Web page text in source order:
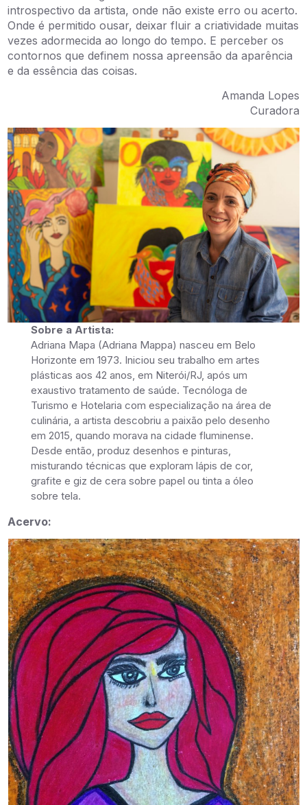
introspectivo da artista, onde não existe erro ou acerto.
Onde é permitido ousar, deixar fluir a criatividade muitas
vezes adormecida ao longo do tempo. E perceber os
contornos que definem nossa apreensão da aparência
e da essência das coisas.
Amanda Lopes
Curadora
Sobre a Artista:
Adriana Mapa (Adriana Mappa) nasceu em Belo
Horizonte em 1973. Iniciou seu trabalho em artes
plásticas aos 42 anos, em Niterói/RJ, após um
exaustivo tratamento de saúde. Tecnóloga de
Turismo e Hotelaria com especialização na área de
culinária, a artista descobriu a paixão pelo desenho
em 2015, quando morava na cidade fluminense.
Desde então, produz desenhos e pinturas,
misturando técnicas que exploram lápis de cor,
grafite e giz de cera sobre papel ou tinta a óleo
sobre tela.
Acervo: